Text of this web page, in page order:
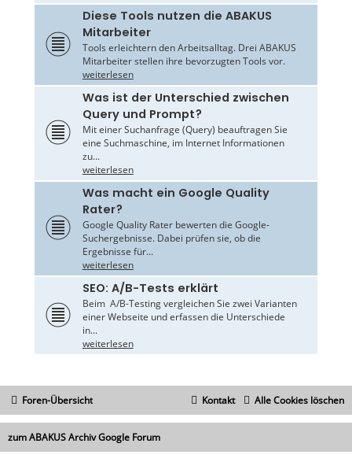
Diese Tools nutzen die ABAKUS
Mitarbeiter
Tools erleichtern den Arbeitsalltag. Drei ABAKUS
Mitarbeiter stellen ihre bevorzugten Tools vor.
weiterlesen
Was ist der Unterschied zwischen
Query und Prompt?
Mit einer Suchanfrage (Query) beauftragen Sie
eine Suchmaschine, im Internet Informationen
zu...
weiterlesen
Was macht ein Google Quality
Rater?
Google Quality Rater bewerten die Google-
Suchergebnisse. Dabei prüfen sie, ob die
Ergebnisse für...
weiterlesen
SEO: A/B-Tests erklärt
Beim A/B-Testing vergleichen Sie zwei Varianten
einer Webseite und erfassen die Unterschiede
in...
weiterlesen
Foren-Übersicht Alle Cookies löschen
Kontakt
zum ABAKUS Archiv Google Forum